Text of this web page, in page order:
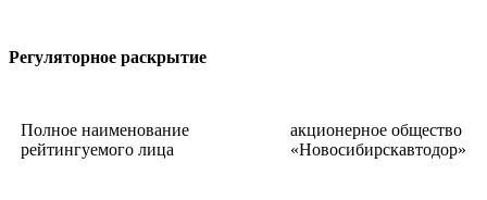
Регуляторное раскрытие
Полное наименование
рейтингуемого лица
акционерное общество
«Новосибирскавтодор»